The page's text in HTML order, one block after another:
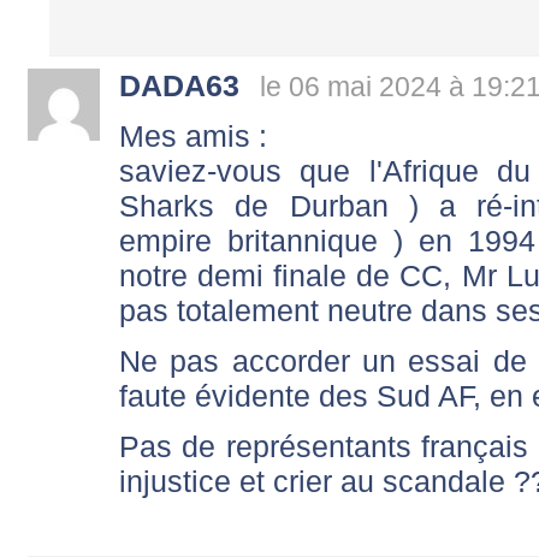
DADA63 le 06 mai 2024 à
Mes amis :
saviez-vous que l'Afrique
Sharks de Durban ) a ré-
empire britannique ) en
notre demi finale de CC, Mr
pas totalement neutre dans
Ne pas accorder un essai
faute évidente des Sud AF,
Pas de représentants
injustice et crier au scandale